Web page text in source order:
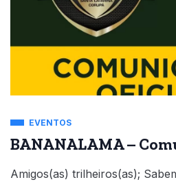
EVENTOS
BANANALAMA –
Amigos(as) trilheiros(as);